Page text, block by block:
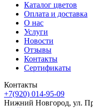
Каталог цветов
Оплата и доставка
О нас
Услуги
Новости
Отзывы
Контакты
Сертификаты
Контакты
+7(920) 014-95-09
Нижний Новгород, ул.